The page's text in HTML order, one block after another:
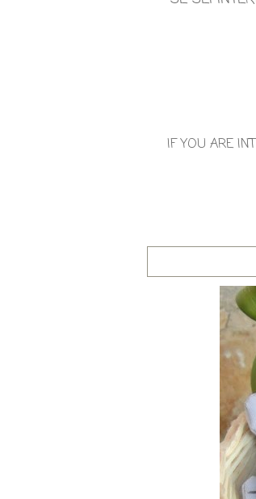
IF YOU ARE